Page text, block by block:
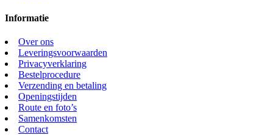
Informatie
Over ons
Leveringsvoorwaarden
Privacyverklaring
Bestelprocedure
Verzending en betaling
Openingstijden
Route en foto’s
Samenkomsten
Contact